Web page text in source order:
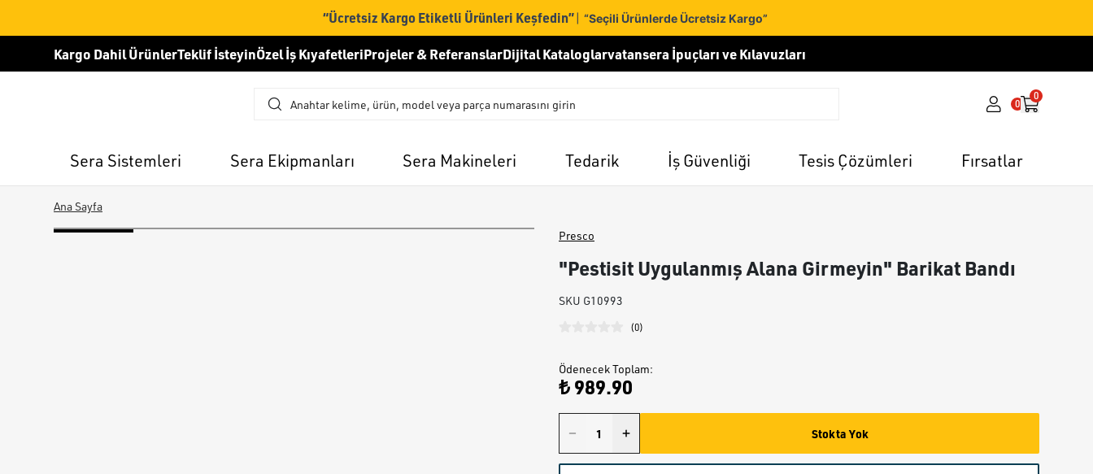
“Ücretsiz Kargo Etiketli Ürünleri Keşfedin”| “Seçili Ürünlerde Ücretsiz Kargo”
Kargo Dahil ÜrünlerTeklif İsteyinÖzel İş KıyafetleriProjeler & ReferanslarDijital Kataloglarvatansera İpuçları ve Kılavuzları
0
0
Sera Sistemleri Sera Ekipmanları Sera Makineleri Tedarik İş Güvenliği Tesis Çözümleri Fırsatlar
Ana Sayfa
Presco
"Pestisit Uygulanmış Alana Girmeyin" Barikat Bandı
SKU G10993
(0)
Ödenecek Toplam:
₺ 989.90
Stokta Yok